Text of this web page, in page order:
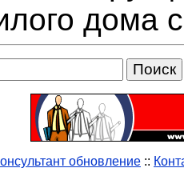
дома
обновление ::